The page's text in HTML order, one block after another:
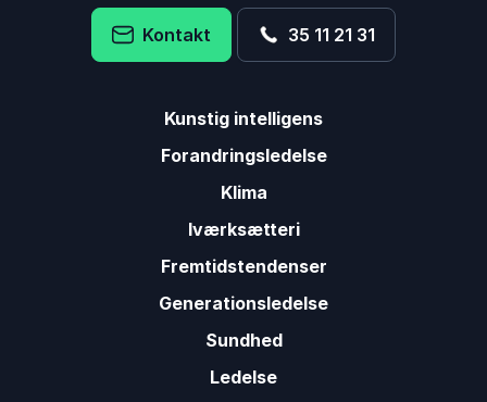
Kontakt 35 11 21 31
Kunstig intelligens
Forandringsledelse
Klima
Iværksætteri
Fremtidstendenser
Generationsledelse
Sundhed
Ledelse